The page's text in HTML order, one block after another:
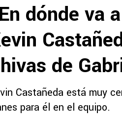
dónde va
de
Castañeda está muy
para él en el equipo.